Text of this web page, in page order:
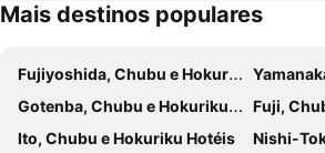
Seya
Sanrio
Ebina Station
Yamate 234ban Residence
Tabata Station
Kita
Mais destinos populares
Fujiyoshida, Chubu e Hokuriku Hotéis
Gotenba, Chubu e Hokuriku Hotéis
Fuji,
Ito, Chubu e Hokuriku Hotéis
Nishi-